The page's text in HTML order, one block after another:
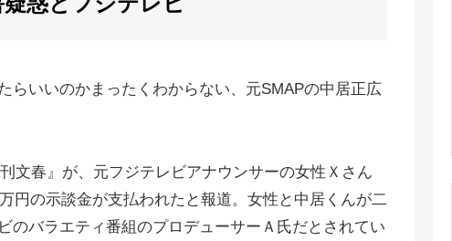
らいいのかまったくわからない、元SMAPの中居正広
文春』が、元フジテレビアナウンサーの女性Ｘさん
円の示談金が支払われたと報道。女性と中居くんが二
のバラエティ番組のプロデューサーＡ氏だとされてい